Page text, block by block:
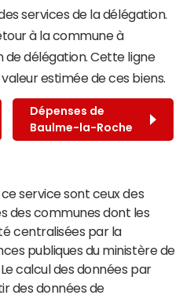
services de la délégation.
à la commune à
de délégation. Cette ligne
estimée de ces biens.
Dépenses de
Baulme-la-Roche
service sont ceux des
des communes dont les
centralisées par la
publiques du ministère de
calcul des données par
des données de